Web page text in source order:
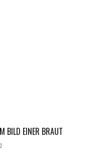
BILD EINER BRAUT